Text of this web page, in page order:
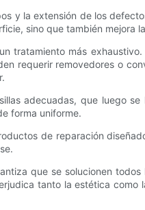
y la extensión de los
sino que también
tratamiento más
requerir removedores o
adecuadas, que luego
forma uniforme.
de reparación
que se solucionen
tanto la estética